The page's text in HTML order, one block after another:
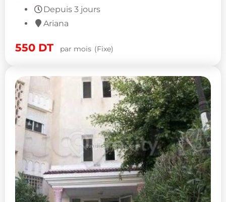
Depuis 3 jours
Ariana
550 DT par mois (Fixe)